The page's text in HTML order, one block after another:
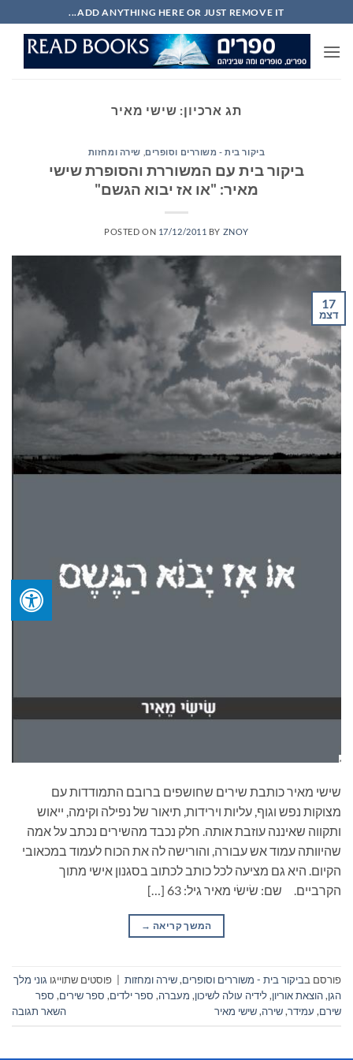
to
content
ADD ANYTHING HERE OR JUST REMOVE IT...
תג ארכיון: שישי מאיר
ביקור בית - משוררים וסופרים שירה ומחזות
ביקור בית עם המשוררת והסופרת שישי
מאיר: "או אז יבוא הגשם"
POSTED ON 17/12/2011 BY ZNOY
17
דצמ
שישי מאיר כותבת שירים שחושפים ברובם התמודדות עם
מצוקות נפש וגוף, עליות וירידות, תיאור של נפילה וקימה, ייאוש
ותקווה שאיננה עוזבת אותה. חלק נכבד מהשירים נכתב על אמה
שהיוותה עמוד אש עבורה, והורישה לה את הכוח לעמוד במכאובי
הקיום. היא גם מציעה לכל כותב לכתוב בסגנון אישי מתוך
הקרביים. שם: שׂישׂי מאיר גיל: 63 […]
המשך קריאה →
פורסם בביקור בית - משוררים וסופרים,שירה ומחזות פוסטים שתוייגו גוני מלך
הגן,הוצאת אוריון,לידיה עולה לשיכון, מעברה, ספר ילדים, ספר שירים, ספר
שירם, עמידר,שירה,שישי מאיר השאר תגובה